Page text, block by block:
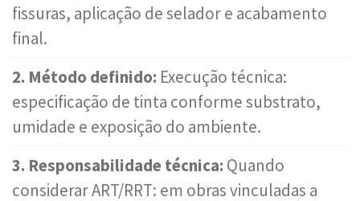
fissuras, aplicação de selador e acabamento
final.
2. Método definido: Execução técnica:
especificação de tinta conforme substrato,
umidade e exposição do ambiente.
3. Responsabilidade técnica: Quando
considerar ART/RRT: em obras vinculadas a